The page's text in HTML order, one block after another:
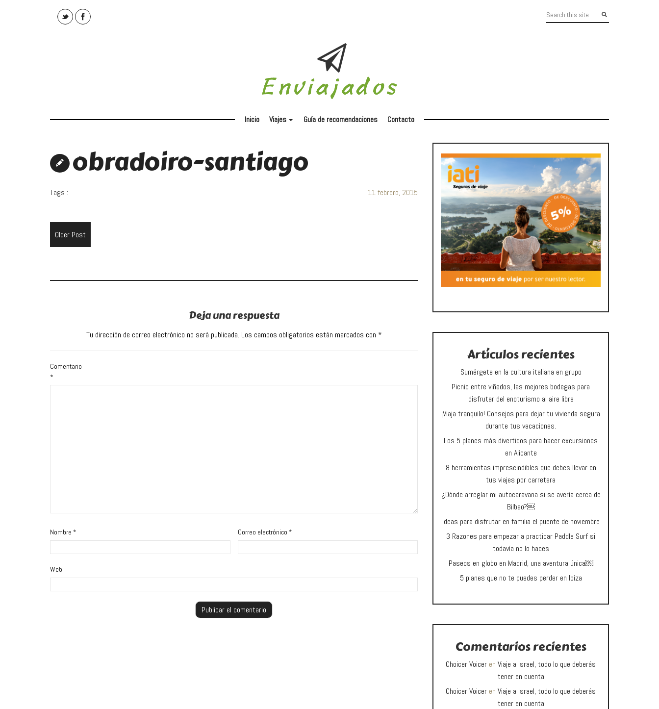
Inicio Viajes Guía de recomendaciones Contacto
obradoiro-santiago
Tags : 11 febrero, 2015
Older Post
Deja una respuesta
Tu dirección de correo electrónico no será publicada. Los campos obligatorios están marcados con *
Comentario
*
Nombre * Correo electrónico *
Web
Artículos recientes
Sumérgete en la cultura italiana en grupo
Picnic entre viñedos, las mejores bodegas para
disfrutar del enoturismo al aire libre
¡Viaja tranquilo! Consejos para dejar tu vivienda segura
durante tus vacaciones.
Los 5 planes más divertidos para hacer excursiones
en Alicante
8 herramientas imprescindibles que debes llevar en
tus viajes por carretera
¿Dónde arreglar mi autocaravana si se avería cerca de
Bilbao?￼
Ideas para disfrutar en familia el puente de noviembre
3 Razones para empezar a practicar Paddle Surf si
todavía no lo haces
Paseos en globo en Madrid, una aventura única￼
5 planes que no te puedes perder en Ibiza
Comentarios recientes
Choicer Voicer en Viaje a Israel, todo lo que deberás
tener en cuenta
Choicer Voicer en Viaje a Israel, todo lo que deberás
tener en cuenta